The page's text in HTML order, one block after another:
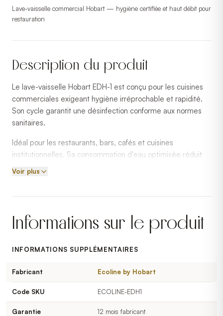
Lave-vaisselle commercial Hobart — hygiène certifiée et haut débit pour
restauration
Description du produit
Le lave-vaisselle Hobart EDH-1 est conçu pour les cuisines
commerciales exigeant hygiène irréprochable et rapidité.
Son cycle garantit une désinfection conforme aux normes
sanitaires.
Idéal pour les restaurants, bars, cafés et cuisines
institutionnelles. Sa consommation d'eau optimisée réduit
les coûts d'exploitation.
commercial.
Voir plus
Informations sur le produit
INFORMATIONS SUPPLÉMENTAIRES
Fabricant Ecoline by Hobart
Code SKU ECOLINE-EDH1
Garantie 12 mois fabricant